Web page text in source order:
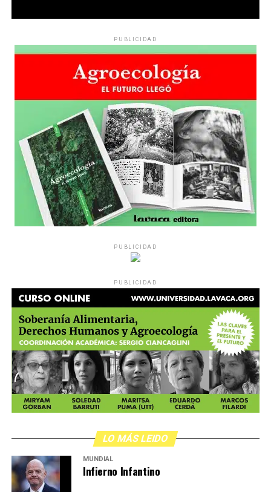
PUBLICIDAD
PUBLICIDAD
PUBLICIDAD
LO MÁS LEIDO
MUNDIAL
Infierno Infantino